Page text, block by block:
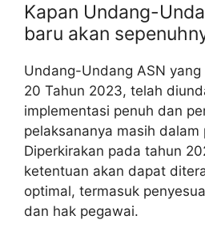
Kapan Undang-
baru akan
Undang-Undang ASN
20 Tahun 2023, telah
implementasi penuh dan
pelaksananya masih dalam
Diperkirakan pada tahun
ketentuan akan dapat
optimal, termasuk
dan hak pegawai.